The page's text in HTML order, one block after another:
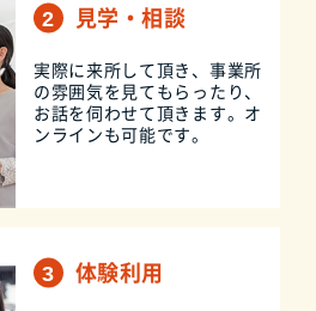
見学・相談
実際に来所して頂き、事業所
の雰囲気を見てもらったり、
お話を伺わせて頂きます。オ
ンラインも可能です。
体験利用